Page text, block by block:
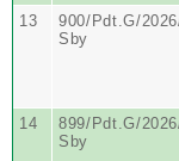
13
900/Pdt.G/
Sby
14
899/Pdt.G/
Sby